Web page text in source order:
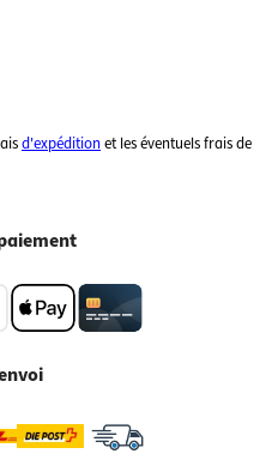
d'expéditionet les éventuels frais de